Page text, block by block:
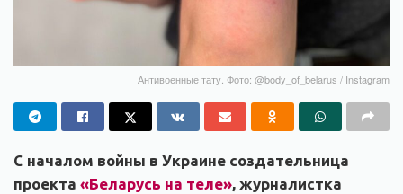
Антивоенные тату. Фото: @body_of_belarus / Instagram
С началом войны в Украине создательница
проекта «Беларусь на теле», журналистка